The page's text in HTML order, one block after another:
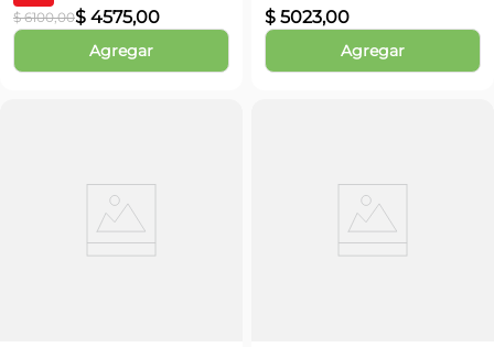
$ 6100,00$ 4575,00
Agregar
$ 5023,00
Agregar